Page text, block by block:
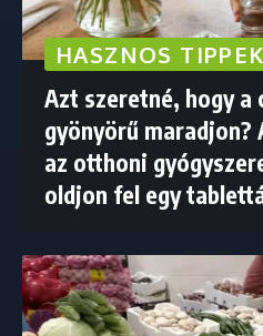
HASZNOS TIPPEK
Azt szeretné, hogy a
gyönyörű maradjon?
az otthoni
oldjon fel egy